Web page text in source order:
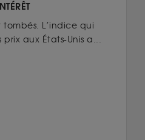
tombés. L’indice qui
aux États-Unis a...